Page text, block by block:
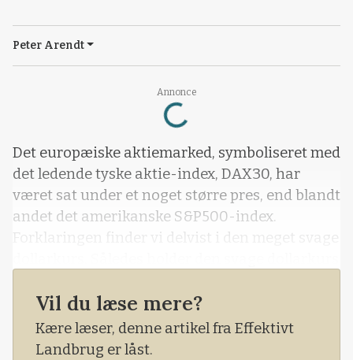
Annonce
Loading...
Peter Arendt
Det europæiske aktiemarked, symboliseret med
det ledende tyske aktie-index, DAX30, har
været sat under et noget større pres, end blandt
andet det amerikanske S&P500-index.
Forklaringen finder vi delvist i den meget svage
mens der derimod har været mere pres på
aktiemarkedet her i Europa. Det er dog heller
ikke sådan, at bunden lige nu er gået ud af a
Vil du læse mere?
Kære læser, denne artikel fra Effektivt
Landbrug er låst.